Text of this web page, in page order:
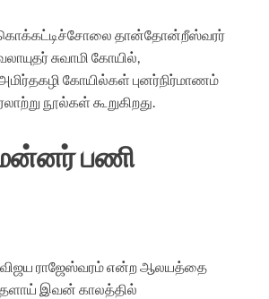
கொக்கட்டிச்சோலை தான்தோன்றீஸ்வரர்
சுவாமி கோயில்,
அமிர்தகழி கோயில்கள் புனர்நிர்மாணம்
நூல்கள் கூறுகிறது.
பணி
ராஜேஸ்வரம் என்ற ஆலயத்தை
இவன் காலத்தில்